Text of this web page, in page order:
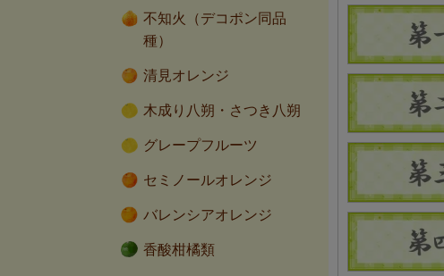
不知火（デコポン同品
種）
清見オレンジ
木成り八朔・さつき八朔
グレープフルーツ
セミノールオレンジ
バレンシアオレンジ
香酸柑橘類